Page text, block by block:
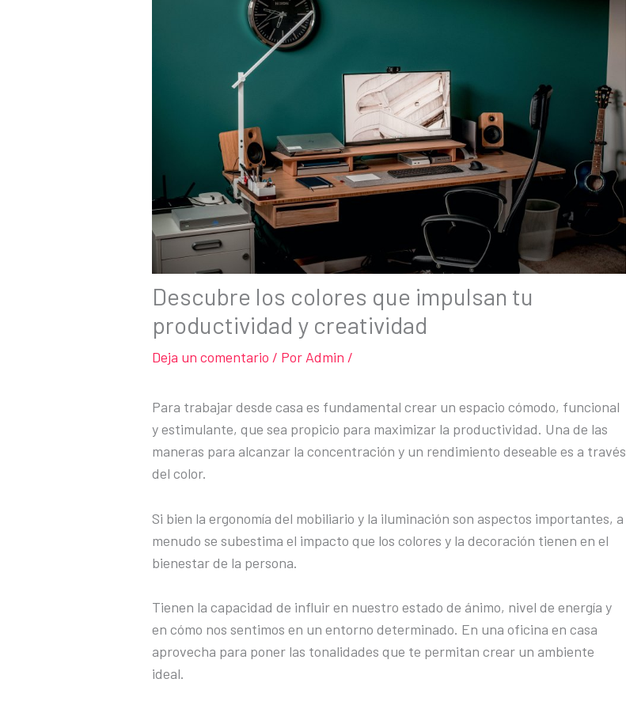
Descubre los colores que impulsan tu
productividad y creatividad
Deja un comentario / Por Admin /
Para trabajar desde casa es fundamental crear un espacio cómodo, funcional
y estimulante, que sea propicio para maximizar la productividad. Una de las
maneras para alcanzar la concentración y un rendimiento deseable es a través
del color.
Si bien la ergonomía del mobiliario y la iluminación son aspectos importantes, a
menudo se subestima el impacto que los colores y la decoración tienen en el
bienestar de la persona.
Tienen la capacidad de influir en nuestro estado de ánimo, nivel de energía y
en cómo nos sentimos en un entorno determinado. En una oficina en casa
aprovecha para poner las tonalidades que te permitan crear un ambiente
ideal.